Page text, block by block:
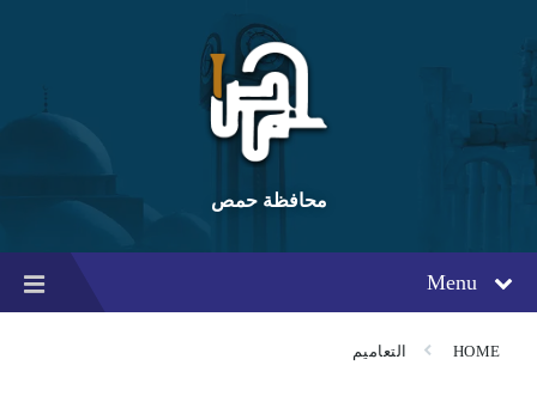
content
main
navigation
footer
محافظة حمص
Menu
HOME التعاميم